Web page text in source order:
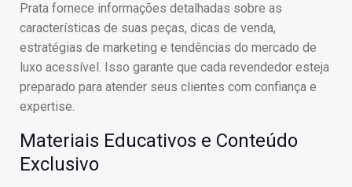
Prata fornece informações detalhadas sobre as
características de suas peças, dicas de venda,
estratégias de marketing e tendências do mercado de
luxo acessível. Isso garante que cada revendedor esteja
preparado para atender seus clientes com confiança e
expertise.
Materiais Educativos e Conteúdo
Exclusivo